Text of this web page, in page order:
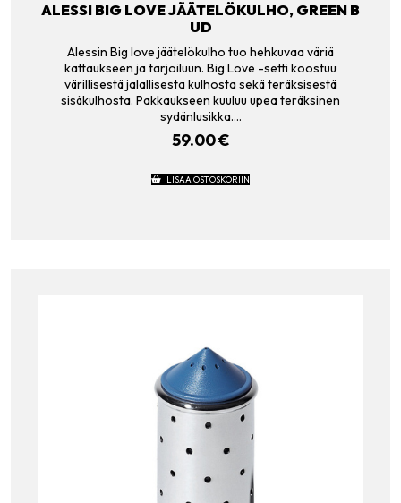
ALESSI BIG LOVE JÄÄTELÖKULHO, GREEN B
UD
Alessin Big love jäätelökulho tuo hehkuvaa väriä
kattaukseen ja tarjoiluun. Big Love -setti koostuu
värillisestä jalallisesta kulhosta sekä teräksisestä
sisäkulhosta. Pakkaukseen kuuluu upea teräksinen
sydänlusikka.…
59.00€
LISÄÄ OSTOSKORIIN